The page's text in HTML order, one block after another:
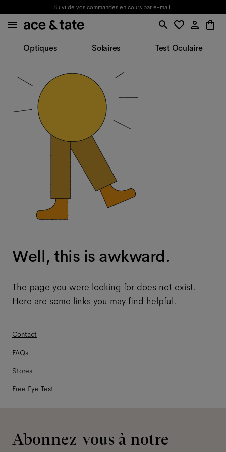
Suivi de vos commandes en cours par e-mail.
Optiques Solaires Test Oculaire
Well, this is awkward.
The page you were looking for does not exist.
Here are some links you may find helpful.
Contact
FAQs
Stores
Free Eye Test
Abonnez-vous à notre